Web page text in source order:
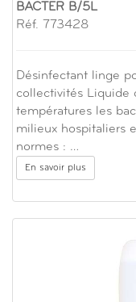
BACTER B/5L
Réf. 773428
Désinfectant linge
collectivités Liquide
températures les
milieux hospitaliers
normes : …
En savoir plus